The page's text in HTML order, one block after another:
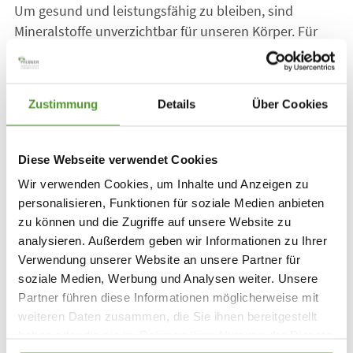
Zustimmung Details Über Cookies
Diese Webseite verwendet Cookies
Wir verwenden Cookies, um Inhalte und Anzeigen zu
personalisieren, Funktionen für soziale Medien anbieten
zu können und die Zugriffe auf unsere Website zu
analysieren. Außerdem geben wir Informationen zu Ihrer
Verwendung unserer Website an unsere Partner für
soziale Medien, Werbung und Analysen weiter. Unsere
Partner führen diese Informationen möglicherweise mit
weiteren Daten zusammen, die Sie ihnen bereitgestellt
Um gesund und leistungsfähig zu bleiben, sind
Mineralstoffe unverzichtbar für unseren Körper. Für
unsere Haut gilt das ebenso. So können bestimmte
Hautprobleme, aber auch Venenleiden oder Gelenk-
und Muskelbeschwerden, ein Zeichen dafür sein, dass
essenzielle Mineralstoffe nicht ausreichend vorhanden
von Pflüger an. Sie versorgen die Haut mit
Biochemie nach Dr. Schüßler, die wichtig für den Haut-
Stoffwechsel sind. Wertvolle pflanzliche Öle wie
Avocado-, Mandel- und Rizinusöl ergänzen die
hautschützende Pflege durch ihre Vitamine. Alle
Cremes ziehen schnell ein und sind frei von Parabenen
und Mikroplastik. Das Pflüger-Sortiment umfasst die
folgenden Mineralstoff-Creme-Mischungen: A zur